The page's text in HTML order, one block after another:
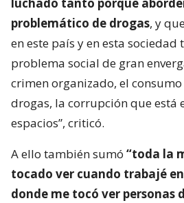
luchado tanto porque
problemático de drogas, y
en este país y en esta sociedad
problema social de gran
crimen organizado, el
drogas, la corrupción que está
espacios”, criticó.
A ello también sumó “toda la
tocado ver cuando trabajé
donde me tocó ver personas